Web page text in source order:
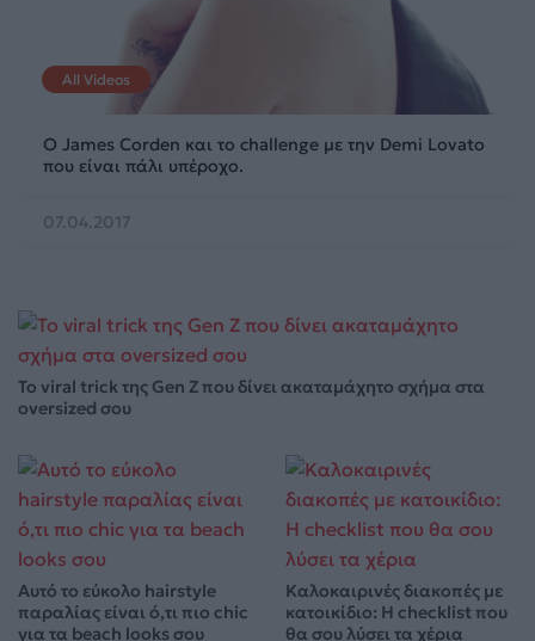
All Videos
Ο James Corden και το challenge με την Demi Lovato
που είναι πάλι υπέροχο.
07.04.2017
Το viral trick της Gen Z που δίνει ακαταμάχητο σχήμα στα
oversized σου
Αυτό το εύκολο hairstyle
παραλίας είναι ό,τι πιο chic
για τα beach looks σου
Καλοκαιρινές διακοπές με
κατοικίδιο: Η checklist που
θα σου λύσει τα χέρια